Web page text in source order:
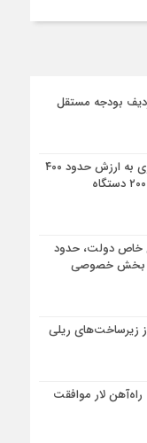
ردیف بودجه مستقل
امضای قرارداد سرمایه‌گذاری به ارزش حدود ۴۰۰
میلیون یورو برای تأمین ۲۰۰ دستگاه
خاص دولت، حدود
به بخش خصوصی
زیرساخت‌های ریلی
لار موافقت